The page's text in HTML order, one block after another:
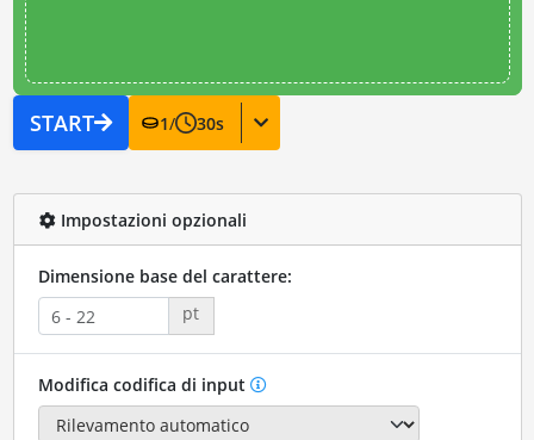
START 1/ 30s
Impostazioni opzionali
Dimensione base del carattere:
pt
Modifica codifica di input